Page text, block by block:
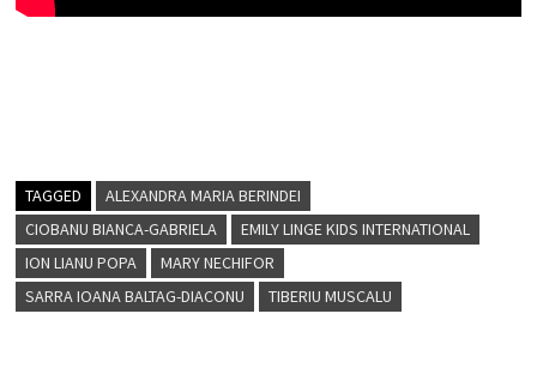
TAGGED
ALEXANDRA MARIA BERINDEI
CIOBANU BIANCA-GABRIELA
EMILY LINGE KIDS INTERNATIONAL
ION LIANU POPA
MARY NECHIFOR
SARRA IOANA BALTAG-DIACONU
TIBERIU MUSCALU